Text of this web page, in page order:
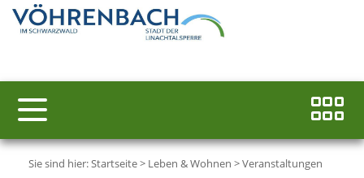
Sie sind hier:Startseite> Leben & Wohnen >Veranstaltungen